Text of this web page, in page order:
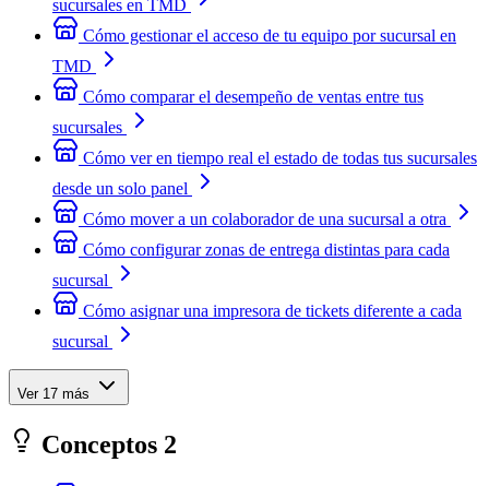
sucursales en TMD
Cómo gestionar el acceso de tu equipo por sucursal en
TMD
Cómo comparar el desempeño de ventas entre tus
sucursales
Cómo ver en tiempo real el estado de todas tus sucursales
desde un solo panel
Cómo mover a un colaborador de una sucursal a otra
Cómo configurar zonas de entrega distintas para cada
sucursal
Cómo asignar una impresora de tickets diferente a cada
sucursal
Ver 17 más
Conceptos 2